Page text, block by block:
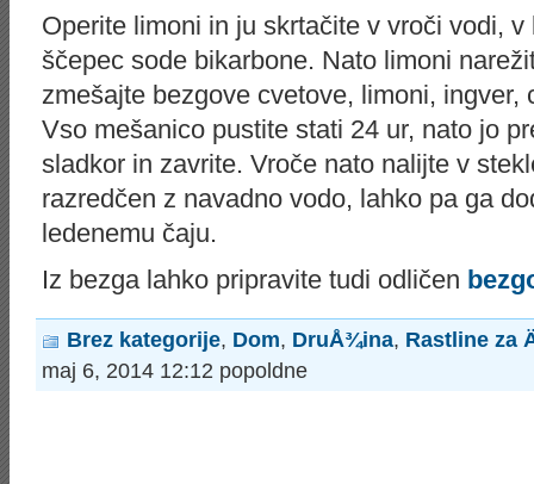
Operite limoni in ju skrtačite v vroči vodi,
ščepec sode bikarbone. Nato limoni
zmešajte bezgove cvetove, limoni, ingver,
Vso mešanico pustite stati 24 ur, nato jo
sladkor in zavrite. Vroče nato nalijte v
razredčen z navadno vodo, lahko pa ga
ledenemu čaju.
Iz bezga lahko pripravite tudi odličen
Brez kategorije, Dom, DruÅ¾ina, Rastline za
maj 6, 2014 12:12 popoldne